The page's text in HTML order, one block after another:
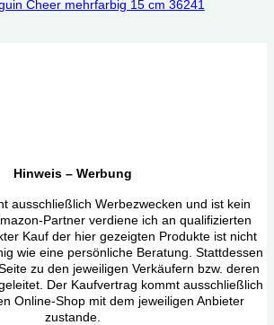
Cheer mehrfarbig 15 cm 36241
Hinweis – Werbung
ausschließlich Werbezwecken und ist kein
Partner verdiene ich an qualifizierten
Kauf der hier gezeigten Produkte ist nicht
wie eine persönliche Beratung. Stattdessen
zu den jeweiligen Verkäufern bzw. deren
Der Kaufvertrag kommt ausschließlich
Online-Shop mit dem jeweiligen Anbieter
zustande.